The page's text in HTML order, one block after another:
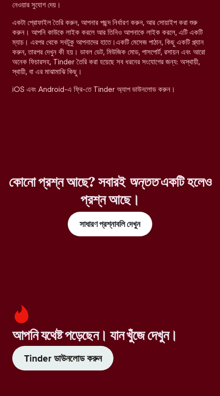
নেওয়ার সুযোগ দেয়।
একটা প্রোফাইল তৈরি করুন, আপনার পছন্দ নির্ধারণ করুন, আর সোয়াইপ করা শুরু
করুন। আপনি কাউকে লাইক করলে আর তিনিও আপনাকে লাইক করলে, এটি একটি
ম্যাচ। এরপর থেকে সবটুকু আপনাদের হাতে।একটি মেসেজ পাঠান, কিছু একটি প্ল্যান
করুন, তারপর দেখুন কী হয়। ডাবল ডেট, মিউজিক মোড, পাসপোর্ট, রসায়ন এবং আরো
অনেক ফিচারসহ, Tinder তৈরি করা হয়েছে সব ধরনের সংযোগের জন্য: অস্থায়ী,
স্থায়ী, বা এর মাঝামাঝি কিছু।
iOS এবং Android-এ ফ্রি-তে Tinder অ্যাপ ডাউনলোড করুন।
কোনো প্রশ্ন আছে? সবারইঅন্ততএকটি হলেও
প্রশ্ন আছে।
সাধারণ প্রশ্নাবলি দেখুন
আপনি যথেষ্ট পড়েছেন। যান খুঁজে দেখুন।
Tinder ডাউনলোড করুন